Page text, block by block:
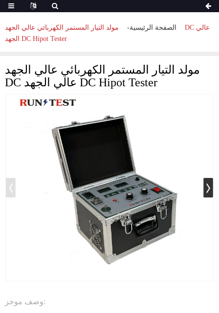
الصفحة الرئيسية
مولد التيار المستمر الكهربائي عالي الجهد DC عالي
الجهد DC Hipot Tester
مولد التيار المستمر الكهربائي عالي الجهد
DC عالي الجهد DC Hipot Tester
وصف موجز: